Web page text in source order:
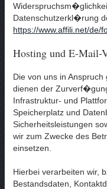
Datenschutzerkl�rung
https://www.affili.net/de/
Hosting und E-Mail-
Die von uns in
dienen der
Infrastruktur- und
Speicherplatz und
Sicherheitsleistungen
wir zum Zwecke des
einsetzen.
Hierbei verarbeiten wir,
Bestandsdaten,